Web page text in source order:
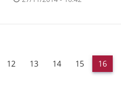
12 13 14 15 16